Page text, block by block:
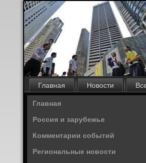
Главная Новости
Главная
Россия и зарубежье
Комментарии событий
Региональные новости